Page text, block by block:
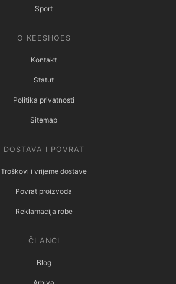
Sport
O KEESHOES
Kontakt
Statut
Politika privatnosti
Sitemap
DOSTAVA I POVRAT
Troškovi i vrijeme dostave
Povrat proizvoda
Reklamacija robe
ČLANCI
Blog